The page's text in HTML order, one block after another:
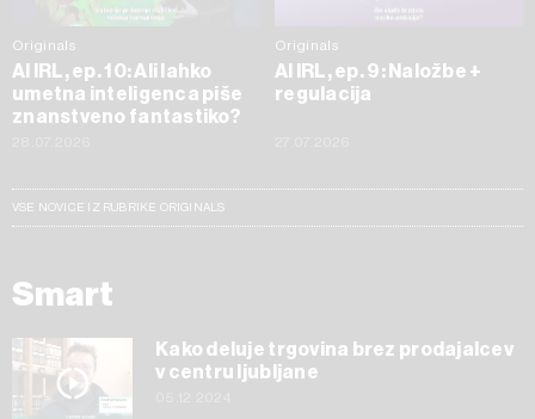
Originals
AI IRL, ep. 10: Ali lahko
umetna inteligenca piše
znanstveno fantastiko?
Originals
AI IRL, ep. 9: Naložbe +
regulacija
VSE NOVICE IZ RUBRIKE ORIGINALS
Smart
Kako deluje trgovina brez prodajalcev
v centru ljubljane